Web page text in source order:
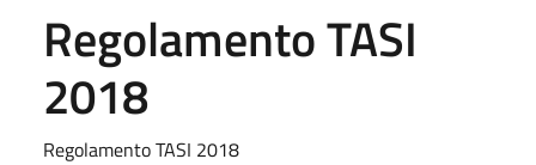
Regolamento TASI
2018
Regolamento TASI 2018